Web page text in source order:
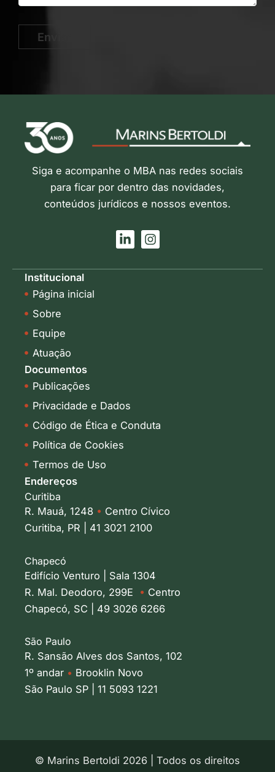
Enviar
Siga e acompanhe o MBA nas redes sociais
para ficar por dentro das novidades,
conteúdos jurídicos e nossos eventos.
L
i
k
I
n
t
Institucional
Página inicial
Sobre
Equipe
Atuação
Documentos
Publicações
Privacidade e Dados
Código de Ética e Conduta
Política de Cookies
Termos de Uso
Endereços
Curitiba
R. Mauá, 1248 • Centro Cívico
Curitiba, PR | 41 3021 2100
Chapecó
Edifício Venturo | Sala 1304
R. Mal. Deodoro, 299E • Centro
Chapecó, SC | 49 3026 6266
São Paulo
R. Sansão Alves dos Santos, 102
1º andar • Brooklin Novo
São Paulo SP | 11 5093 1221
© Marins Bertoldi 2026 | Todos os direitos